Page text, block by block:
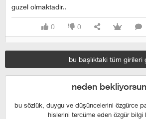
guzel olmaktadir..
0 0
bu başlıktaki tüm girileri
neden
bu sözlük, duygu ve düşüncelerini özgürce
hislerini tercüme eden özgür bilgi